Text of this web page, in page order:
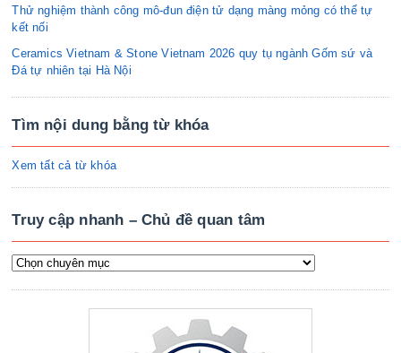
Thử nghiệm thành công mô-đun điện tử dạng màng mỏng có thể tự
kết nối
Ceramics Vietnam & Stone Vietnam 2026 quy tụ ngành Gốm sứ và
Đá tự nhiên tại Hà Nội
Tìm nội dung bằng từ khóa
Xem tất cả từ khóa
Truy cập nhanh – Chủ đề quan tâm